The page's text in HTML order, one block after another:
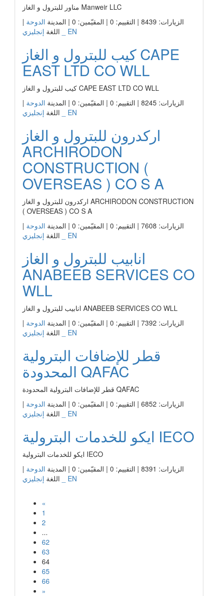
مناور للبترول و الغاز Manweir LLC
الزيارات: 8439 | التقييم: 0 | المقيّمين: 0 | المدينة
الدوحة |
اللغة إنجليزي _ EN
كيب للبترول و الغاز CAPE
EAST LTD CO WLL
كيب للبترول و الغاز CAPE EAST LTD CO WLL
الزيارات: 8245 | التقييم: 0 | المقيّمين: 0 | المدينة
الدوحة |
اللغة إنجليزي _ EN
اركدرون للبترول و الغاز
ARCHIRODON
CONSTRUCTION (
OVERSEAS ) CO S A
اركدرون للبترول و الغاز ARCHIRODON CONSTRUCTION
( OVERSEAS ) CO S A
الزيارات: 7608 | التقييم: 0 | المقيّمين: 0 | المدينة
الدوحة |
اللغة إنجليزي _ EN
انابيب للبترول و الغاز
ANABEEB SERVICES CO
WLL
انابيب للبترول و الغاز ANABEEB SERVICES CO WLL
الزيارات: 7392 | التقييم: 0 | المقيّمين: 0 | المدينة
الدوحة |
اللغة إنجليزي _ EN
قطر للإضافات البترولية
المحدودة QAFAC
قطر للإضافات البترولية المحدودة QAFAC
الزيارات: 6852 | التقييم: 0 | المقيّمين: 0 | المدينة
الدوحة |
اللغة إنجليزي _ EN
ايكو للخدمات البترولية IECO
ايكو للخدمات البترولية IECO
الزيارات: 8391 | التقييم: 0 | المقيّمين: 0 | المدينة
الدوحة |
اللغة إنجليزي _ EN
«
1
2
...
62
63
64
65
66
»